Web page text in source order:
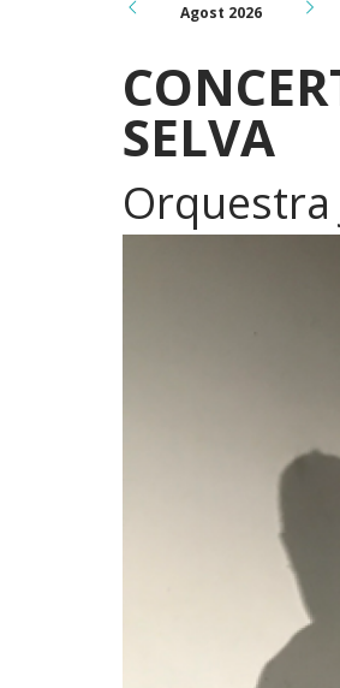
Agost 2026
SELVA
Orquestra